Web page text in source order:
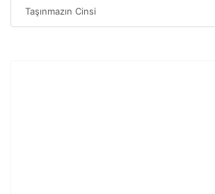
Taşınmazın Cinsi